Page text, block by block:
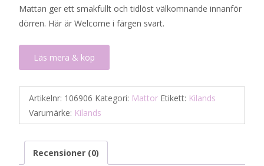
Mattan ger ett smakfullt och tidlöst välkomnande innanför
dörren. Här är Welcome i färgen svart.
Läs mera & köp
Artikelnr: 106906 Kategori: Mattor Etikett: Kilands
Varumärke: Kilands
Recensioner (0)